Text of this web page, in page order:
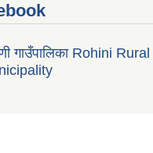
गाउँपालिका Rohini Rural